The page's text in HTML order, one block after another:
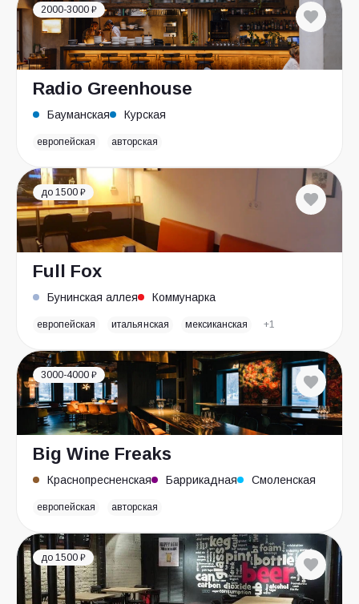
2000-3000 ₽
Radio Greenhouse
Бауманская Курская
европейская авторская
до 1500 ₽
Full Fox
Бунинская аллея Коммунарка
европейская итальянская мексиканская +1
3000-4000 ₽
Big Wine Freaks
Краснопресненская Баррикадная Смоленская
европейская авторская
до 1500 ₽